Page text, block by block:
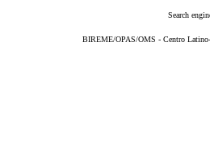
Search
BIREME/OPAS/OMS - Centro Latino-